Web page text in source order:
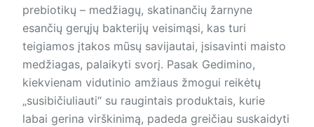
prebiotikų – medžiagų, skatinančių žarnyne
esančių gerųjų bakterijų veisimąsi, kas turi
teigiamos įtakos mūsų savijautai, įsisavinti maisto
medžiagas, palaikyti svorį. Pasak Gedimino,
kiekvienam vidutinio amžiaus žmogui reikėtų
„susibičiuliauti“ su raugintais produktais, kurie
labai gerina virškinimą, padeda greičiau suskaidyti